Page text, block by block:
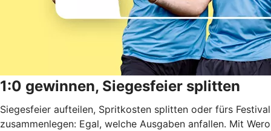
1:0 gewinnen, Siegesfeier splitten
Siegesfeier aufteilen, Spritkosten splitten oder fürs Festival
zusammenlegen: Egal, welche Ausgaben anfallen. Mit Wero